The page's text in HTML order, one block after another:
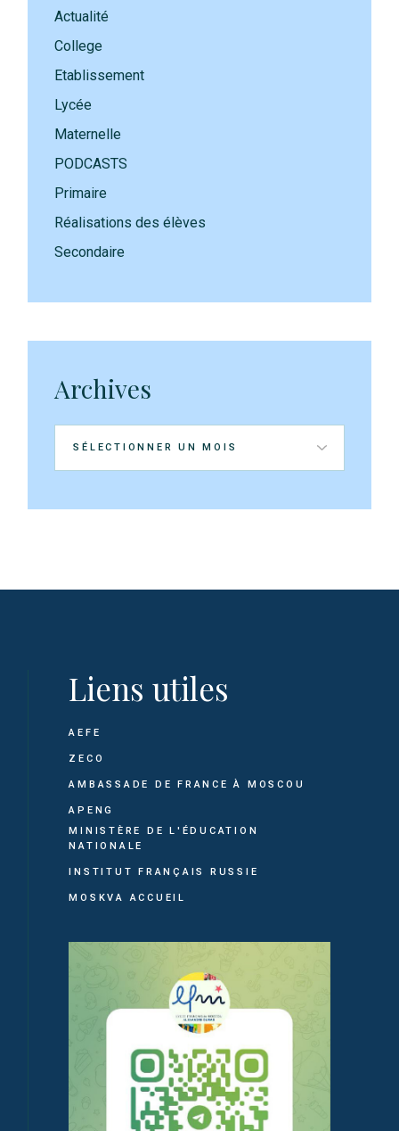
Actualité
College
Etablissement
Lycée
Maternelle
PODCASTS
Primaire
Réalisations des élèves
Secondaire
Archives
Archives
Liens utiles
AEFE
ZECO
AMBASSADE DE FRANCE À MOSCOU
APENG
MINISTÈRE DE L'ÉDUCATION
NATIONALE
INSTITUT FRANÇAIS RUSSIE
MOSKVA ACCUEIL